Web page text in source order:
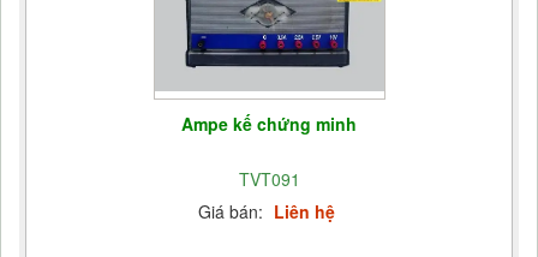
Ampe kế chứng minh
TVT091
Giá bán: Liên hệ